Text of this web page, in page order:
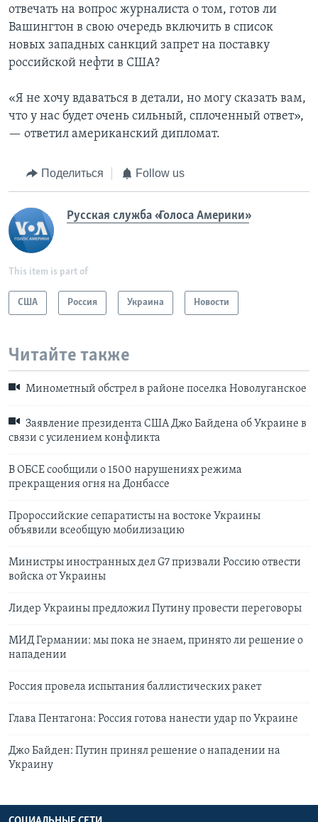
отвечать на вопрос журналиста о том, готов ли
Вашингтон в свою очередь включить в список
новых западных санкций запрет на поставку
российской нефти в США?
«Я не хочу вдаваться в детали, но могу сказать вам,
что у нас будет очень сильный, сплоченный ответ»,
— ответил американский дипломат.
Поделиться Follow us
Русская служба «Голоса Америки»
This item is part of
США Россия Украина Новости
Читайте также
Минометный обстрел в районе поселка Новолуганское
Заявление президента США Джо Байдена об Украине в
связи с усилением конфликта
В ОБСЕ сообщили о 1500 нарушениях режима
прекращения огня на Донбассе
Пророссийские сепаратисты на востоке Украины
объявили всеобщую мобилизацию
Министры иностранных дел G7 призвали Россию отвести
войска от Украины
Лидер Украины предложил Путину провести переговоры
МИД Германии: мы пока не знаем, принято ли решение о
нападении
Россия провела испытания баллистических ракет
Глава Пентагона: Россия готова нанести удар по Украине
Джо Байден: Путин принял решение о нападении на
Украину